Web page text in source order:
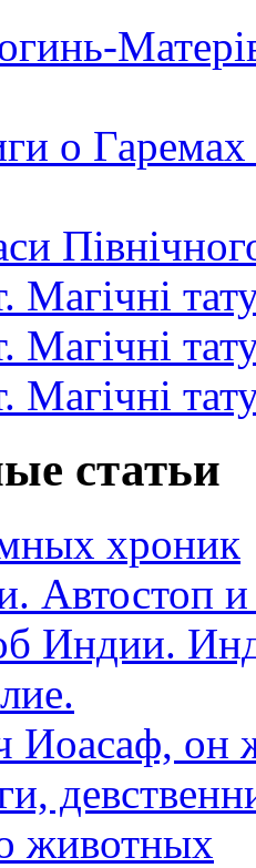
о
Магічні
Магічні
Магічні
статьи
хроник
Автостоп и
Индии.
Иоасаф, он
животных